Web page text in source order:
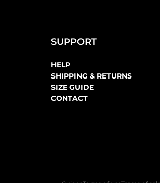
SUPPORT
HELP
SHIPPING & RETURNS
SIZE GUIDE
CONTACT